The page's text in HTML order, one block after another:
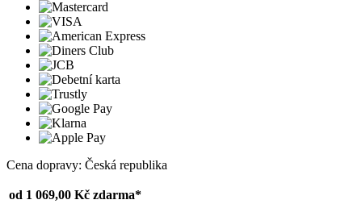
Cena dopravy: Česká republika
od 1 069,00 Kč zdarma*